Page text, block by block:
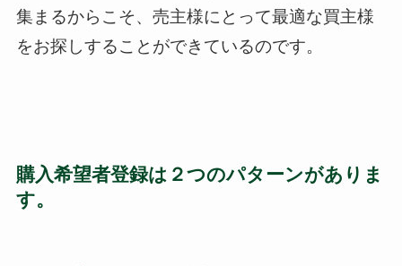
集まるからこそ、売主様にとって最適な買主様
をお探しすることができているのです。
購入希望者登録は２つのパターンがありま
す。